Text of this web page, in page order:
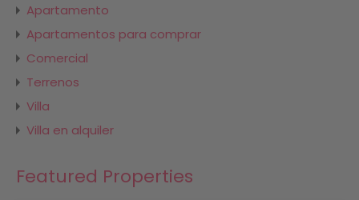
Apartamento
Apartamentos para comprar
Comercial
Terrenos
Villa
Villa en alquiler
Featured Properties